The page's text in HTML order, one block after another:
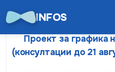
INFOS
Проект за графика
(консултации до 21